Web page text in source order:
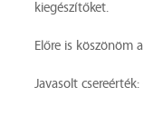
kiegészítőket.
Előre is köszönöm
Javasolt csereérték: